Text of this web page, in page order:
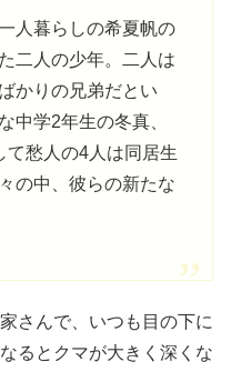
人暮らしの希夏帆の
二人の少年。二人は
かりの兄弟だとい
中学2年生の冬真、
て愁人の4人は同居生
の中、彼らの新たな
さんで、いつも目の下に
るとクマが大きく深くな